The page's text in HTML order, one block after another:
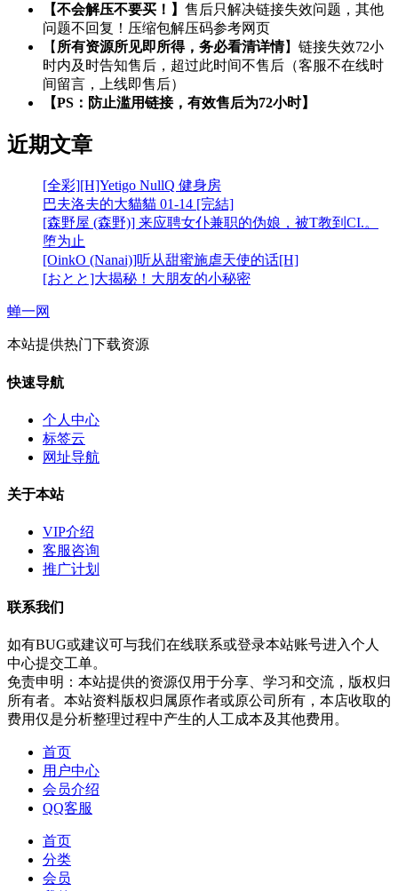
【不会解压不要买！】 售后只解决链接失效问题，其他
问题不回复！压缩包解压码参考网页
【 所有资源所见即所得，务必看清详情】链接失效72小
时内及时告知售后，超过此时间不售后（客服不在线时
间留言，上线即售后）
【PS：防止滥用链接，有效售后为72小时】
近期文章
[全彩][H]Yetigo NullQ 健身房
巴夫洛夫的大貓貓 01-14 [完結]
[森野屋 (森野)] 来应聘女仆兼职的伪娘，被T教到CI.。
堕为止
[OinkO (Nanai)]听从甜蜜施虐天使的话[H]
[おとと]大揭秘！大朋友的小秘密
蝉一网
本站提供热门下载资源
快速导航
个人中心
标签云
网址导航
关于本站
VIP介绍
客服咨询
推广计划
联系我们
如有BUG或建议可与我们在线联系或登录本站账号进入个人
中心提交工单。
免责申明：本站提供的资源仅用于分享、学习和交流，版权归
所有者。本站资料版权归属原作者或原公司所有，本店收取的
费用仅是分析整理过程中产生的人工成本及其他费用。
首页
用户中心
会员介绍
QQ客服
首页
分类
会员